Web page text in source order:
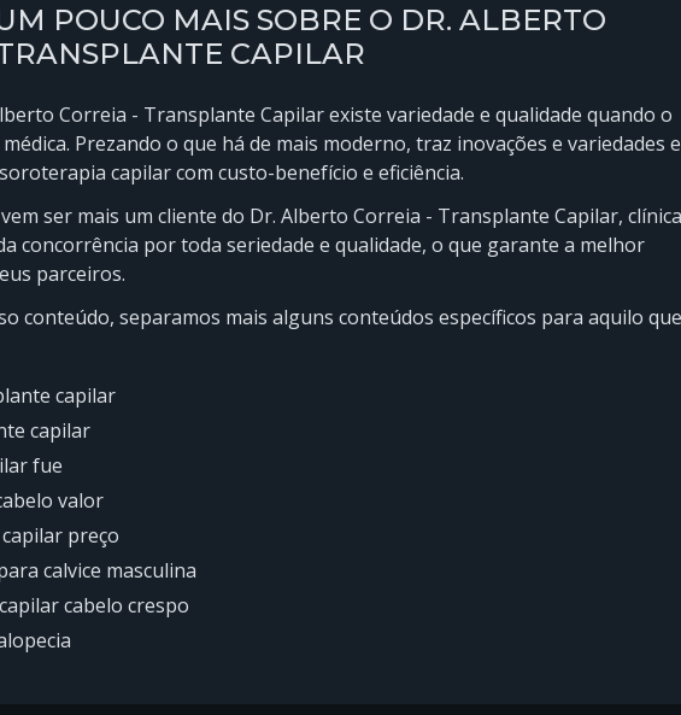
POUCO MAIS SOBRE O DR. ALBERTO
CAPILAR
Correia - Transplante Capilar existe variedade e qualidade quando o
Prezando o que há de mais moderno, traz inovações e variedades
capilar com custo-benefício e eficiência.
ser mais um cliente do Dr. Alberto Correia - Transplante Capilar,
concorrência por toda seriedade e qualidade, o que garante a melhor
parceiros.
conteúdo, separamos mais alguns conteúdos específicos para aquilo que
capilar
capilar
fue
valor
capilar preço
calvice masculina
cabelo crespo